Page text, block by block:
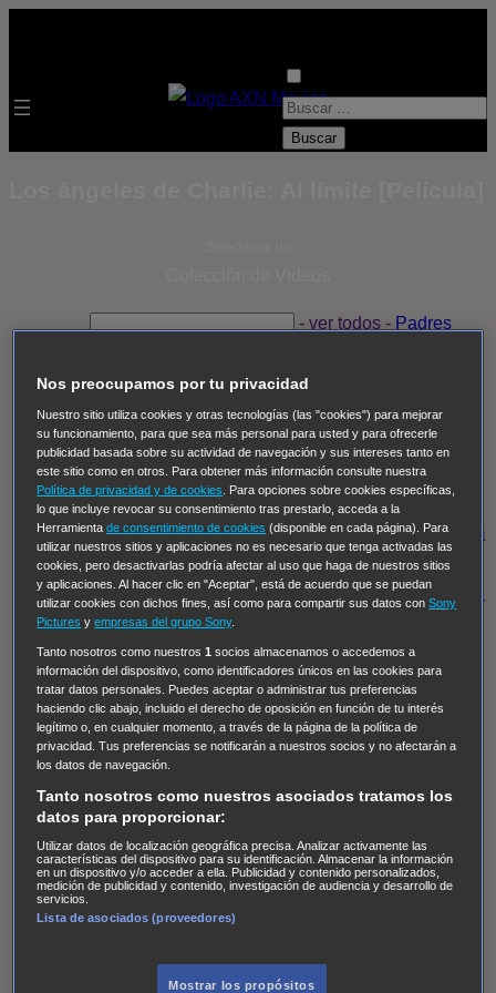
B
- ver todos - Padres
Despedida Salvaje Despedida Salvaje
Thomas, el ojo del FBI Pan Am Dawson crece
Insomnia El Guardián The Blacklist Cinco en familia
Hudson & Rex Diez libras y un sueño Mr Loverman
Regreso al futuro III NUEVE CUERPOS Los últimos
caballeros Tormenta infinita Sing Street Cobra Kai
Tom
y Lola High Country Los casos de Susan Ryeland:
Moonflower Murders Twisted Metal Mentes Criminales:
Evolution Terapia de Choque
Hailey Dean Without Sin: Libre de Culpa Morbius
NCIS: Nueva Orleans
Pandora En fuera de juego
The Shield: Al margen de la ley Duplicated Preacher
The Killing Kind Intersecciones DOC Bite Club
Chicago Fire
de personas desaparecidas Mad Dogs La Sustituta
Ladrón de guante blanco
AXN Masters of Sex Three Pines Accused CarterAlice
Nevers Crossing Lines Einstein Sobrenatural Cómo
defender a un asesino
Reckoning: Ajuste de Cuentas
Nos preocupamos por tu privacidad
Nuestro sitio utiliza cookies y otras tecnologías (las "cookies") para mejorar
su funcionamiento, para que sea más personal para usted y para ofrecerle
publicidad basada sobre su actividad de navegación y sus intereses tanto en
este sitio como en otros. Para obtener más información consulte nuestra
Política de privacidad y de cookies
. Para opciones sobre cookies específicas,
lo que incluye revocar su consentimiento tras prestarlo, acceda a la
Herramientade consentimiento de cookies (disponible en cada página). Para
utilizar nuestros sitios y aplicaciones no es necesario que tenga activadas las
cookies, pero desactivarlas podría afectar al uso que haga de nuestros sitios
y aplicaciones. Al hacer clic en "Aceptar", está de acuerdo que se puedan
utilizar cookies con dichos fines, así como para compartir sus datos conSony
Pictures yempresas del grupo Sony.
Tanto nosotros como nuestros1 socios almacenamos o accedemos a
información del dispositivo, como identificadores únicos en las cookies para
tratar datos personales. Puedes aceptar o administrar tus preferencias
haciendo clic abajo, incluido el derecho de oposición en función de tu interés
legítimo o, en cualquier momento, a través de la página de la política de
privacidad. Tus preferencias se notificarán a nuestros socios y no afectarán a
los datos de navegación.
Tanto nosotros como nuestros asociados tratamos los
datos para proporcionar:
Utilizar datos de localización geográfica precisa. Analizar activamente las
características del dispositivo para su identificación. Almacenar la información
en un dispositivo y/o acceder a ella. Publicidad y contenido personalizados,
medición de publicidad y contenido, investigación de audiencia y desarrollo de
servicios.
Lista de asociados (proveedores)
Mostrar los propósitos